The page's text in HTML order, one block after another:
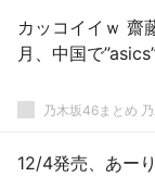
カッコイイｗ 齋
月、中国で
乃木坂46まとめ 乃
12/4発売、あー